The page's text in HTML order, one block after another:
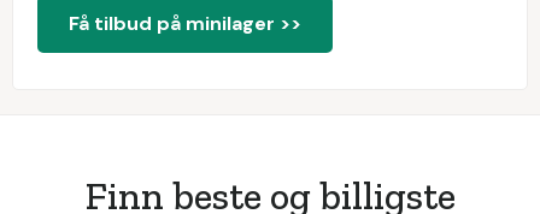
Få tilbud på minilager >>
Finn beste og billigste